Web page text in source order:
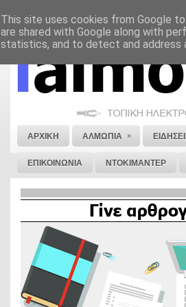
ΝΟΜΙΚΗ ΣΗΜΕΙΩΣΗ ΔΙΑΦΗΜΙΣΗ
ΑΡΧΙΚΗ ΑΛΜΩΠΙΑ »
ΕΠΙΚΟΙΝΩΝΙΑ ΝΤΟΚΙΜΑΝΤΕΡ
This site uses cookies from Google
are shared with Google along with
statistics, and to detect and address